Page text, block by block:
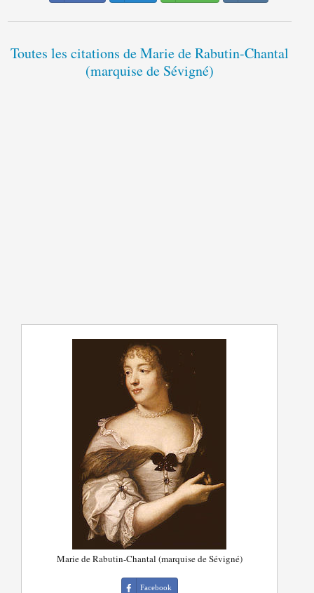
Toutes les citations de Marie de Rabutin-Chantal
(marquise de Sévigné)
Marie de Rabutin-Chantal (marquise de Sévigné)
Facebook